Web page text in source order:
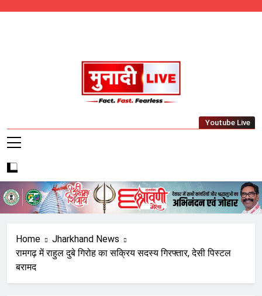
Munadi Live – Jharkhand's Leading Local
Youtube Live
Home
Jharkhand News
रामगढ़ में राहुल दुबे गिरोह का सक्रिय सदस्य गिरफ्तार, देसी पिस्टल
बरामद